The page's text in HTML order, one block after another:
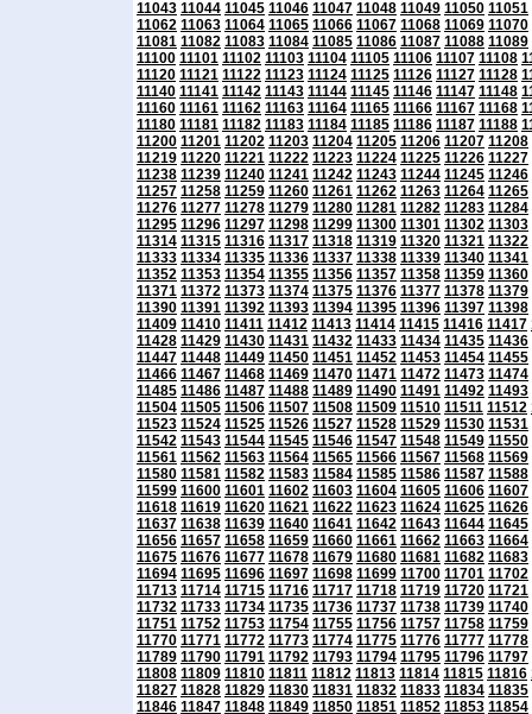
11043 11044 11045 11046 11047 11048 11049 11050 11051
11062 11063 11064 11065 11066 11067 11068 11069 11070
11081 11082 11083 11084 11085 11086 11087 11088 11089
11100 11101 11102 11103 11104 11105 11106 11107 11108
11120 11121 11122 11123 11124 11125 11126 11127 11128
11140 11141 11142 11143 11144 11145 11146 11147 11148
11160 11161 11162 11163 11164 11165 11166 11167 11168
11180 11181 11182 11183 11184 11185 11186 11187 11188
11200 11201 11202 11203 11204 11205 11206 11207 11208
11219 11220 11221 11222 11223 11224 11225 11226 11227
11238 11239 11240 11241 11242 11243 11244 11245 11246
11257 11258 11259 11260 11261 11262 11263 11264 11265
11276 11277 11278 11279 11280 11281 11282 11283 11284
11295 11296 11297 11298 11299 11300 11301 11302 11303
11314 11315 11316 11317 11318 11319 11320 11321 11322
11333 11334 11335 11336 11337 11338 11339 11340 11341
11352 11353 11354 11355 11356 11357 11358 11359 11360
11371 11372 11373 11374 11375 11376 11377 11378 11379
11390 11391 11392 11393 11394 11395 11396 11397 11398
11409 11410 11411 11412 11413 11414 11415 11416 11417
11428 11429 11430 11431 11432 11433 11434 11435 11436
11447 11448 11449 11450 11451 11452 11453 11454 11455
11466 11467 11468 11469 11470 11471 11472 11473 11474
11485 11486 11487 11488 11489 11490 11491 11492 11493
11504 11505 11506 11507 11508 11509 11510 11511 11512
11523 11524 11525 11526 11527 11528 11529 11530 11531
11542 11543 11544 11545 11546 11547 11548 11549 11550
11561 11562 11563 11564 11565 11566 11567 11568 11569
11580 11581 11582 11583 11584 11585 11586 11587 11588
11599 11600 11601 11602 11603 11604 11605 11606 11607
11618 11619 11620 11621 11622 11623 11624 11625 11626
11637 11638 11639 11640 11641 11642 11643 11644 11645
11656 11657 11658 11659 11660 11661 11662 11663 11664
11675 11676 11677 11678 11679 11680 11681 11682 11683
11694 11695 11696 11697 11698 11699 11700 11701 11702
11713 11714 11715 11716 11717 11718 11719 11720 11721
11732 11733 11734 11735 11736 11737 11738 11739 11740
11751 11752 11753 11754 11755 11756 11757 11758 11759
11770 11771 11772 11773 11774 11775 11776 11777 11778
11789 11790 11791 11792 11793 11794 11795 11796 11797
11808 11809 11810 11811 11812 11813 11814 11815 11816
11827 11828 11829 11830 11831 11832 11833 11834 11835
11846 11847 11848 11849 11850 11851 11852 11853 11854